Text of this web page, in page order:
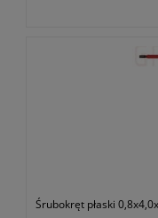
Śrubokręt płaski